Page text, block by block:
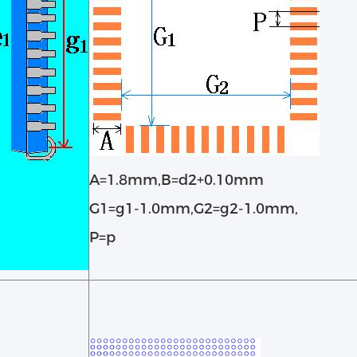
A=1.8mm,B=d2+0.10mm
G1=g1-1.0mm,G2=g2-1.0mm,
P=p